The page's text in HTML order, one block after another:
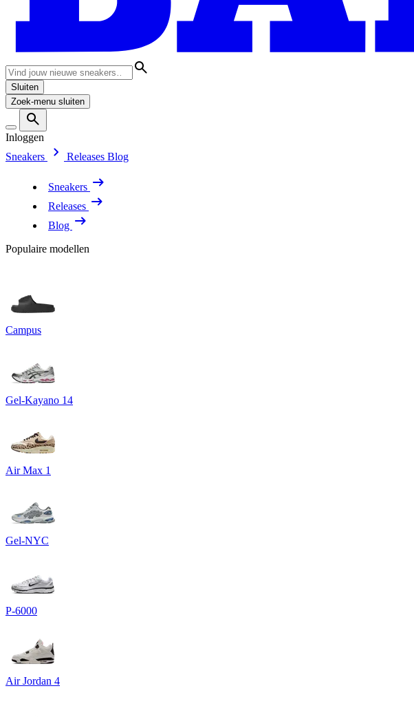
Sluiten
Zoek-menu sluiten
Inloggen
Sneakers
Releases Blog
Sneakers
Releases
Blog
Populaire modellen
Campus
Gel-Kayano 14
Air Max 1
Gel-NYC
P-6000
Air Jordan 4